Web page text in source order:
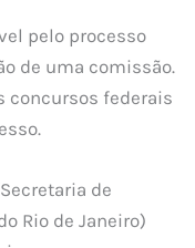
pelo processo
de uma comissão.
concursos federais
de
Rio de Janeiro)